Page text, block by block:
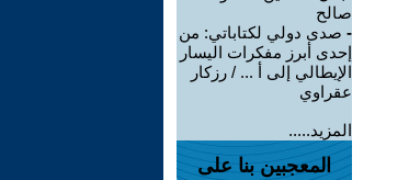
صالح
- صدى دولي لكتاباتي: من
إحدى أبرز مفكرات اليسار
الإيطالي إلى أ ... / رزكار
عقراوي
المزيد.....
المعجبين بنا على